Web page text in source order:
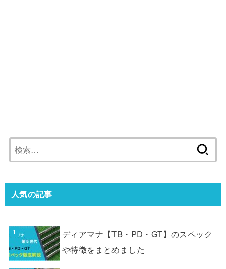
索:
人気の記事
ディアマナ【TB・PD・GT】のスペック
や特徴をまとめました